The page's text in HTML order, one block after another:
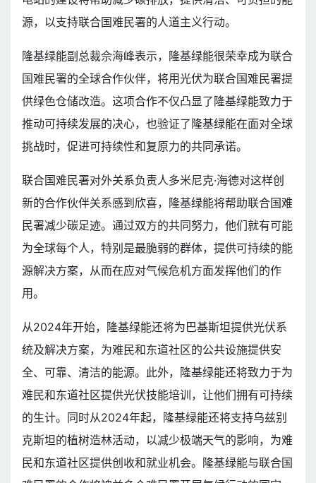
源，以支持联合国难民署的人道主义行动。
隆基绿能副总裁佘海峰表示，隆基绿能很荣幸成为联合
国难民署的全球合作伙伴，将用光伏为联合国难民署提
供绿色仓储改造。这项合作不仅凸显了隆基绿能致力于
推动可持续发展的决心，也验证了隆基绿能在面对全球
挑战时，促进可持续性和复原力的共同承诺。
联合国难民署对外关系负责人多米尼克·海德对这样创
新的合作伙伴关系感到欣喜，隆基绿能将帮助联合国难
民署减少碳足迹。通过双方的共同努力，他们就有可能
为全球每个人，特别是最脆弱的群体，提供可持续的能
源解决方案，从而在应对气候危机方面发挥他们的作
用。
从2024年开始，隆基绿能还将为巴基斯坦提供光伏系
统及解决方案，为难民和东道社区的公共设施提供安
全、可靠、清洁的能源。此外，隆基绿能还将致力于为
难民和东道社区提供光伏技能培训，让他们拥有可持续
的生计。同时从2024年起，隆基绿能还将支持乌兹别
克斯坦的植树造林活动，以减少极端天气的影响，为难
民和东道社区提供创收和就业机会。隆基绿能与联合国